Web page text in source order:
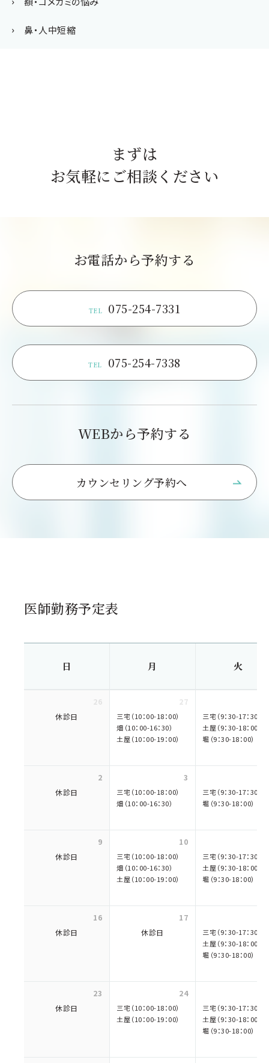
鼻・人中短縮
まずは
お気軽にご相談ください
お電話から予約する
TEL 075-254-7331
TEL 075-254-7338
WEBから予約する
カウンセリング予約へ
医師勤務予定表
日 月 火
26
休診日
27
三宅（10：00-18：00）
畑（10：00-16：30）
土屋（10：00-19：00）
三宅（9：30-17：30）
土屋（9：30-18：00）
堀（9：30-18：00）
2
休診日
3
三宅（10：00-18：00）
畑（10：00-16：30）
三宅（9：30-17：30）
堀（9：30-18：00）
9
休診日
10
三宅（10：00-18：00）
畑（10：00-16：30）
土屋（10：00-19：00）
三宅（9：30-17：30）
土屋（9：30-18：00）
堀（9：30-18：00）
16
休診日
17
休診日
三宅（9：30-17：30）
土屋（9：30-18：00）
堀（9：30-18：00）
23
休診日
24
三宅（10：00-18：00）
土屋（10：00-19：00）
三宅（9：30-17：30）
土屋（9：30-18：00）
堀（9：30-18：00）